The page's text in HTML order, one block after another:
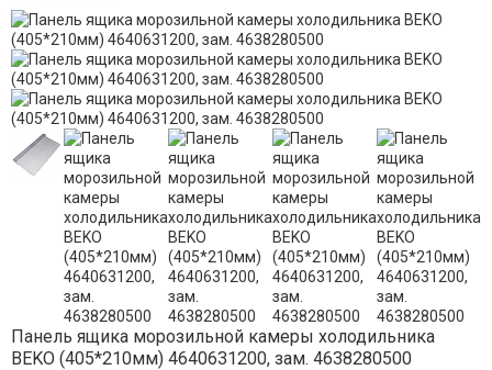
Панель ящика морозильной камеры холодильника
BEKO (405*210мм) 4640631200, зам. 4638280500